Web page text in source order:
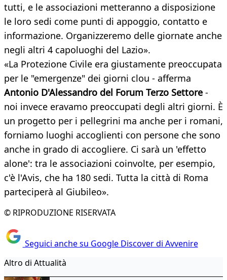
tutti, e le associazioni metteranno a disposizione
le loro sedi come punti di appoggio, contatto e
informazione. Organizzeremo delle giornate anche
negli altri 4 capoluoghi del Lazio».
«La Protezione Civile era giustamente preoccupata
per le "emergenze" dei giorni clou - afferma
Antonio D'Alessandro del Forum Terzo Settore -
noi invece eravamo preoccupati degli altri giorni. È
un progetto per i pellegrini ma anche per i romani,
forniamo luoghi accoglienti con persone che sono
anche in grado di accogliere. Ci sarà un 'effetto
alone': tra le associazioni coinvolte, per esempio,
c'è l'Avis, che ha 180 sedi. Tutta la città di Roma
parteciperà al Giubileo».
© RIPRODUZIONE RISERVATA
Seguici anche su Google Discover di Avvenire
Altro di Attualità